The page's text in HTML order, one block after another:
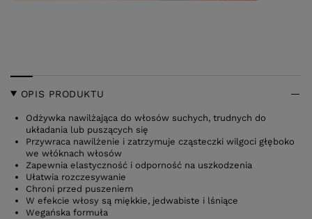
OPIS PRODUKTU
Odżywka nawilżająca do włosów suchych, trudnych do
układania lub puszących się
Przywraca nawilżenie i zatrzymuje cząsteczki wilgoci głęboko
we włóknach włosów
Zapewnia elastyczność i odporność na uszkodzenia
Ułatwia rozczesywanie
Chroni przed puszeniem
W efekcie włosy są miękkie, jedwabiste i lśniące
Wegańska formuła